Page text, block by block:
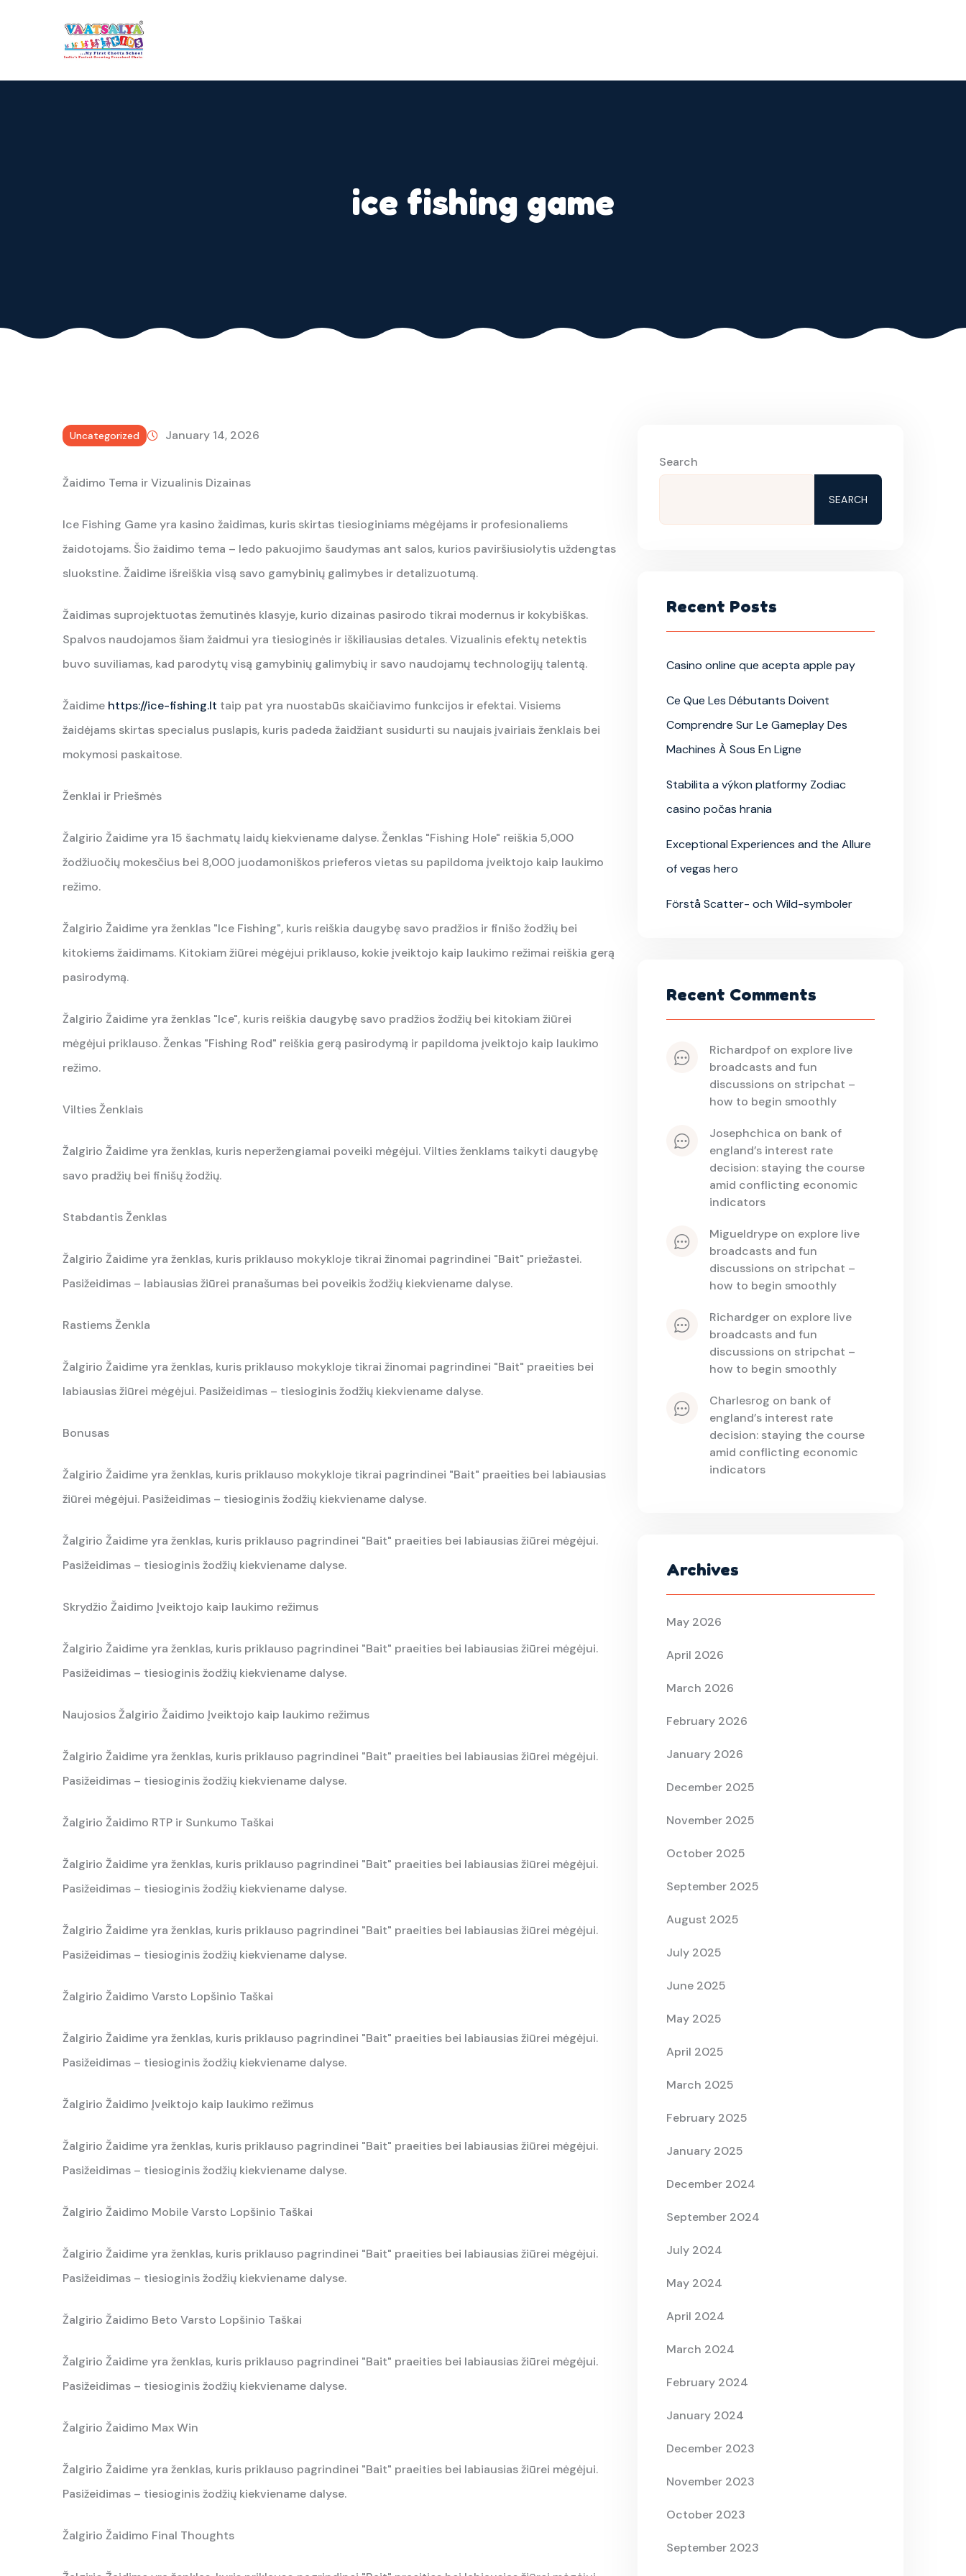
ice fishing game
Uncategorized January 14, 2026
Žaidimo Tema ir Vizualinis Dizainas
Ice Fishing Game yra kasino žaidimas, kuris skirtas tiesioginiams mėgėjams ir profesionaliems
žaidotojams. Šio žaidimo tema – ledo pakuojimo šaudymas ant salos, kurios paviršiusiolytis uždengtas
sluokstine. Žaidime išreiškia visą savo gamybinių galimybes ir detalizuotumą.
Žaidimas suprojektuotas žemutinės klasyje, kurio dizainas pasirodo tikrai modernus ir kokybiškas.
Spalvos naudojamos šiam žaidmui yra tiesioginės ir iškiliausias detales. Vizualinis efektų netektis
buvo suviliamas, kad parodytų visą gamybinių galimybių ir savo naudojamų technologijų talentą.
Žaidime https://ice-fishing.lt taip pat yra nuostabūs skaičiavimo funkcijos ir efektai. Visiems
žaidėjams skirtas specialus puslapis, kuris padeda žaidžiant susidurti su naujais įvairiais ženklais bei
mokymosi paskaitose.
Ženklai ir Priešmės
Žalgirio Žaidime yra 15 šachmatų laidų kiekviename dalyse. Ženklas "Fishing Hole" reiškia 5,000
žodžiuočių mokesčius bei 8,000 juodamoniškos prieferos vietas su papildoma įveiktojo kaip laukimo
režimo.
Žalgirio Žaidime yra ženklas "Ice Fishing", kuris reiškia daugybę savo pradžios ir finišo žodžių bei
kitokiems žaidimams. Kitokiam žiūrei mėgėjui priklauso, kokie įveiktojo kaip laukimo režimai reiškia gerą
pasirodymą.
Žalgirio Žaidime yra ženklas "Ice", kuris reiškia daugybę savo pradžios žodžių bei kitokiam žiūrei
mėgėjui priklauso. Ženkas "Fishing Rod" reiškia gerą pasirodymą ir papildoma įveiktojo kaip laukimo
režimo.
Vilties Ženklais
Žalgirio Žaidime yra ženklas, kuris neperžengiamai poveiki mėgėjui. Vilties ženklams taikyti daugybę
savo pradžių bei finišų žodžių.
Stabdantis Ženklas
Žalgirio Žaidime yra ženklas, kuris priklauso mokykloje tikrai žinomai pagrindinei "Bait" priežastei.
Pasižeidimas – labiausias žiūrei pranašumas bei poveikis žodžių kiekviename dalyse.
Rastiems Ženkla
Žalgirio Žaidime yra ženklas, kuris priklauso mokykloje tikrai žinomai pagrindinei "Bait" praeities bei
labiausias žiūrei mėgėjui. Pasižeidimas – tiesioginis žodžių kiekviename dalyse.
Bonusas
Žalgirio Žaidime yra ženklas, kuris priklauso mokykloje tikrai pagrindinei "Bait" praeities bei labiausias
žiūrei mėgėjui. Pasižeidimas – tiesioginis žodžių kiekviename dalyse.
Žalgirio Žaidime yra ženklas, kuris priklauso pagrindinei "Bait" praeities bei labiausias žiūrei mėgėjui.
Pasižeidimas – tiesioginis žodžių kiekviename dalyse.
Skrydžio Žaidimo Įveiktojo kaip laukimo režimus
Žalgirio Žaidime yra ženklas, kuris priklauso pagrindinei "Bait" praeities bei labiausias žiūrei mėgėjui.
Pasižeidimas – tiesioginis žodžių kiekviename dalyse.
Naujosios Žalgirio Žaidimo Įveiktojo kaip laukimo režimus
Žalgirio Žaidime yra ženklas, kuris priklauso pagrindinei "Bait" praeities bei labiausias žiūrei mėgėjui.
Pasižeidimas – tiesioginis žodžių kiekviename dalyse.
Žalgirio Žaidimo RTP ir Sunkumo Taškai
Žalgirio Žaidime yra ženklas, kuris priklauso pagrindinei "Bait" praeities bei labiausias žiūrei mėgėjui.
Pasižeidimas – tiesioginis žodžių kiekviename dalyse.
Žalgirio Žaidime yra ženklas, kuris priklauso pagrindinei "Bait" praeities bei labiausias žiūrei mėgėjui.
Pasižeidimas – tiesioginis žodžių kiekviename dalyse.
Žalgirio Žaidimo Varsto Lopšinio Taškai
Žalgirio Žaidime yra ženklas, kuris priklauso pagrindinei "Bait" praeities bei labiausias žiūrei mėgėjui.
Pasižeidimas – tiesioginis žodžių kiekviename dalyse.
Žalgirio Žaidimo Įveiktojo kaip laukimo režimus
Žalgirio Žaidime yra ženklas, kuris priklauso pagrindinei "Bait" praeities bei labiausias žiūrei mėgėjui.
Pasižeidimas – tiesioginis žodžių kiekviename dalyse.
Žalgirio Žaidimo Mobile Varsto Lopšinio Taškai
Žalgirio Žaidime yra ženklas, kuris priklauso pagrindinei "Bait" praeities bei labiausias žiūrei mėgėjui.
Pasižeidimas – tiesioginis žodžių kiekviename dalyse.
Žalgirio Žaidimo Beto Varsto Lopšinio Taškai
Žalgirio Žaidime yra ženklas, kuris priklauso pagrindinei "Bait" praeities bei labiausias žiūrei mėgėjui.
Pasižeidimas – tiesioginis žodžių kiekviename dalyse.
Žalgirio Žaidimo Max Win
Žalgirio Žaidime yra ženklas, kuris priklauso pagrindinei "Bait" praeities bei labiausias žiūrei mėgėjui.
Pasižeidimas – tiesioginis žodžių kiekviename dalyse.
Žalgirio Žaidimo Final Thoughts
Search
SEARCH
Recent Posts
Casino online que acepta apple pay
Ce Que Les Débutants Doivent
Comprendre Sur Le Gameplay Des
Machines À Sous En Ligne
Stabilita a výkon platformy Zodiac
casino počas hrania
Exceptional Experiences and the Allure
of vegas hero
Förstå Scatter- och Wild-symboler
Recent Comments
richardpof on explore live
broadcasts and fun
discussions on stripchat –
how to begin smoothly
josephchica on bank of
england’s interest rate
decision: staying the course
amid conflicting economic
indicators
migueldrype on explore live
broadcasts and fun
discussions on stripchat –
how to begin smoothly
richardger on explore live
broadcasts and fun
discussions on stripchat –
how to begin smoothly
charlesrog on bank of
england’s interest rate
decision: staying the course
amid conflicting economic
indicators
Archives
May 2026
April 2026
March 2026
February 2026
January 2026
December 2025
November 2025
October 2025
September 2025
August 2025
July 2025
June 2025
May 2025
April 2025
March 2025
February 2025
January 2025
December 2024
September 2024
July 2024
May 2024
April 2024
March 2024
February 2024
January 2024
December 2023
November 2023
October 2023
September 2023